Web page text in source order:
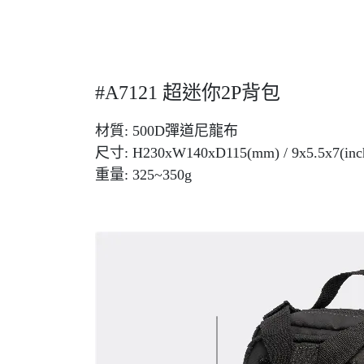
#A7121 超迷你2P背包
材質: 500D彈道尼龍布
尺寸: H230xW140xD115(mm) /
重量: 325~350g